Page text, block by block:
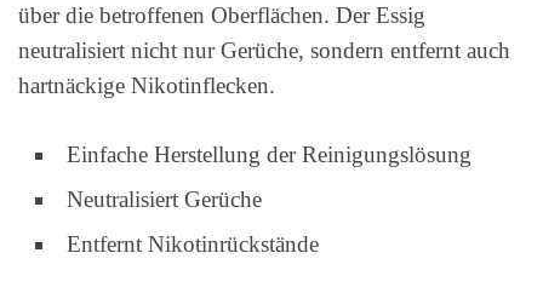
über die betroffenen Oberflächen. Der Essig
neutralisiert nicht nur Gerüche, sondern entfernt auch
hartnäckige Nikotinflecken.
Einfache Herstellung der Reinigungslösung
Neutralisiert Gerüche
Entfernt Nikotinrückstände